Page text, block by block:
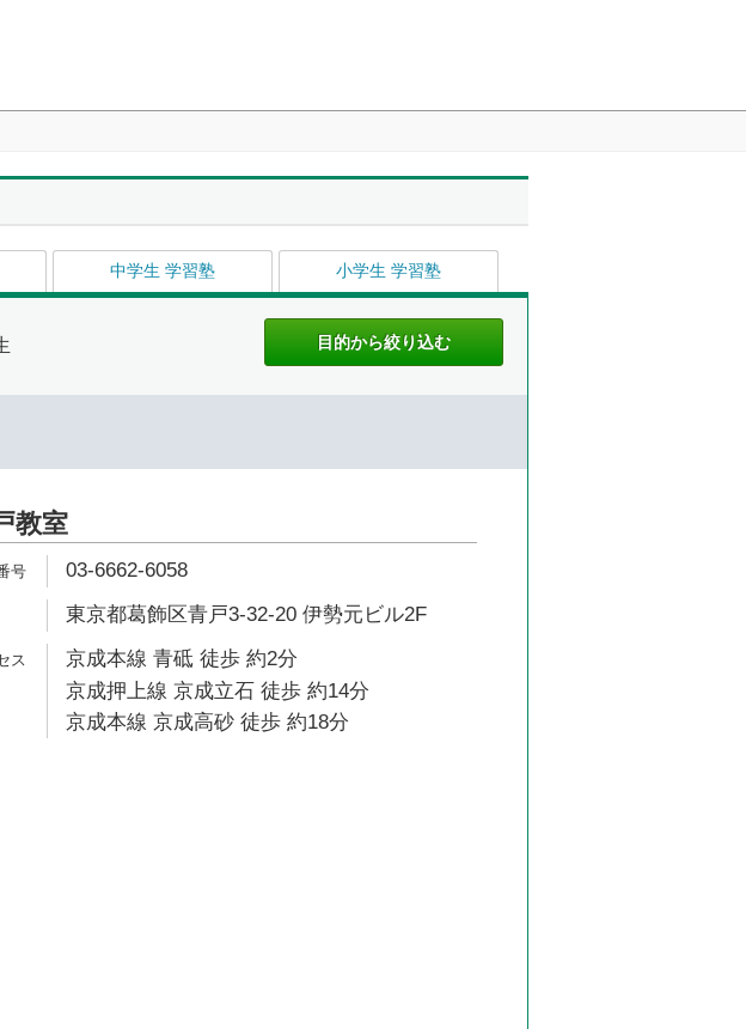
中学生 学習塾 小学生 学習塾
教室
03-6662-6058
東京都葛飾区青戸3-32-20 伊勢元ビル2F
京成本線 青砥 徒歩 約2分
京成押上線 京成立石 徒歩 約14分
京成本線 京成高砂 徒歩 約18分